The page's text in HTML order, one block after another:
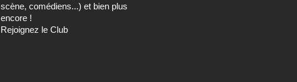
scène, comédiens...) et bien plus
encore !
Rejoignez le Club